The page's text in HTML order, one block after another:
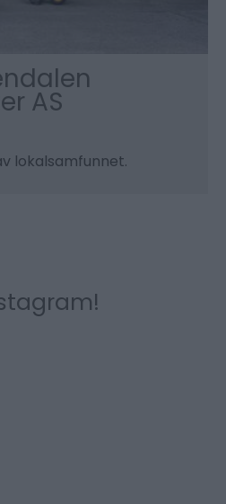
AS
lokalsamfunnet.